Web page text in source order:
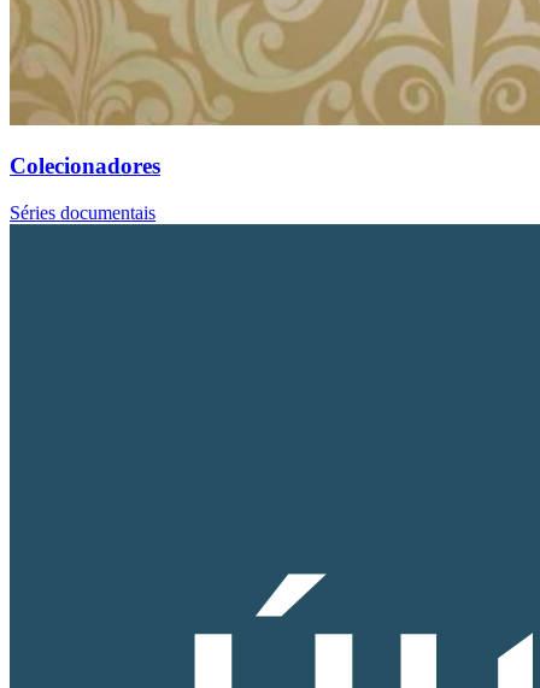
Colecionadores
Séries documentais